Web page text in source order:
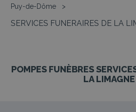
Puy-de-Dôme >
SERVICES FUNERAIRES DE LA
POMPES FUNÈBRES
LA LIMAGNE